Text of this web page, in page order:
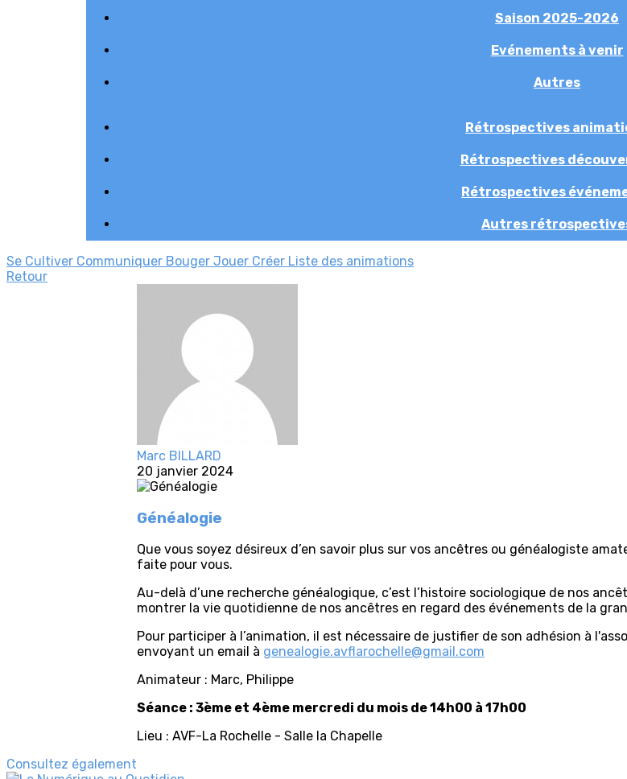
Saison 2025-2026
Evénements à venir
Autres
Rétrospectives
Rétrospectives
Rétrospectives
Autres
Se Cultiver Communiquer Bouger Jouer Créer Liste des animations
Retour
Marc BILLARD
20 janvier 2024
Généalogie
Que vous soyez désireux d’en savoir plus sur vos ancêtres ou généalogiste
faite pour vous.
Au-delà d’une recherche généalogique, c’est l’histoire sociologique de nos
montrer la vie quotidienne de nos ancêtres en regard des événements de la
Pour participer à l’animation, il est nécessaire de justifier de son adhésion à
envoyant un email à genealogie.avflarochelle@gmail.com
Animateur : Marc, Philippe
Séance : 3ème et 4ème mercredi du mois de 14h00 à 17h00
Lieu : AVF-La Rochelle - Salle la Chapelle
Consultez également